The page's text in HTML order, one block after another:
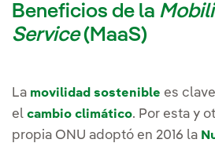
Beneficios de la
Service(MaaS)
La movilidad sostenible es
el cambio climático. Por esta y
propia ONU adoptó en 2016 la